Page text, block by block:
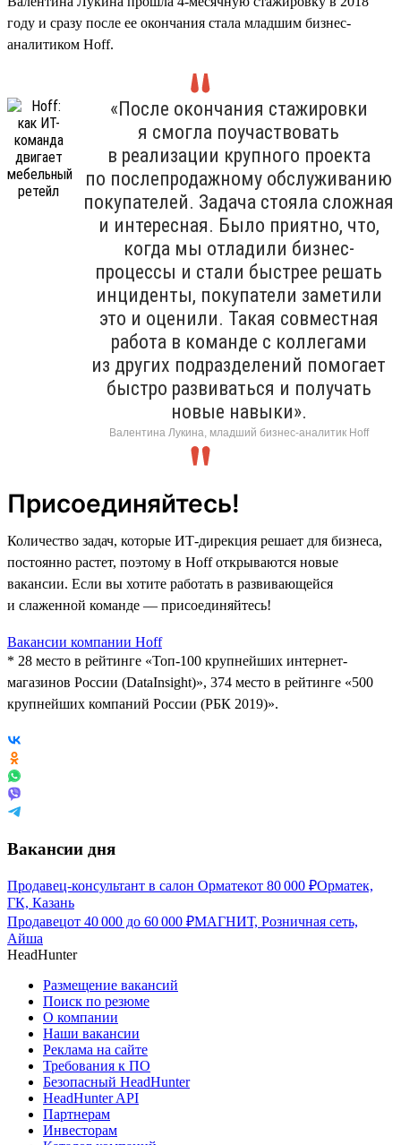
году и сразу после ее окончания стала младшим бизнес-
аналитиком Hoff.
«После окончания стажировки
я смогла поучаствовать
в реализации крупного проекта
по послепродажному обслуживанию
покупателей. Задача стояла сложная
и интересная. Было приятно, что,
когда мы отладили бизнес-
процессы и стали быстрее решать
инциденты, покупатели заметили
это и оценили. Такая совместная
работа в команде с коллегами
из других подразделений помогает
быстро развиваться и получать
новые навыки».
Валентина Лукина, младший бизнес-аналитик Hoff
Присоединяйтесь!
Количество задач, которые ИТ-дирекция решает для бизнеса,
постоянно растет, поэтому в Hoff открываются новые
вакансии. Если вы хотите работать в развивающейся
и слаженной команде — присоединяйтесь!
Вакансии компании Hoff
* 28 место в рейтинге «Топ-100 крупнейших интернет-
магазинов России (DataInsight)», 374 место в рейтинге «500
крупнейших компаний России (РБК 2019)».
Вакансии дня
Продавец-консультант в салон Орматекот 80 000 ₽Орматек,
ГК, Казань
Продавецот 40 000 до 60 000 ₽МАГНИТ, Розничная сеть,
Айша
HeadHunter
Размещение вакансий
Поиск по резюме
О компании
Наши вакансии
Реклама на сайте
Требования к ПО
Безопасный HeadHunter
HeadHunter API
Партнерам
Инвесторам